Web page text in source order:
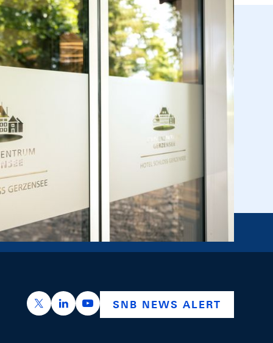
https://x.com/snb_bns
https://ch.linkedin.com/company/swiss-
https://www.youtube.com/
SNB NEWS ALERT